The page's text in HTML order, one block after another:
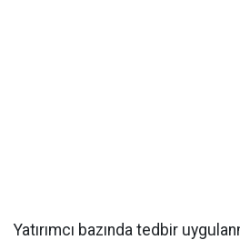
Yatırımcı bazında tedbir